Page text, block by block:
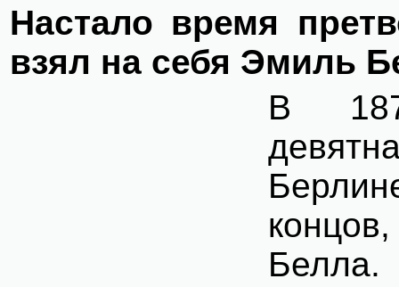
Настало время
взял на себя Эмиль
В
Белла.